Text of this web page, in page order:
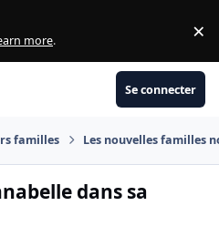
more. ×
Se connecter
familles Les nouvelles familles
dans sa